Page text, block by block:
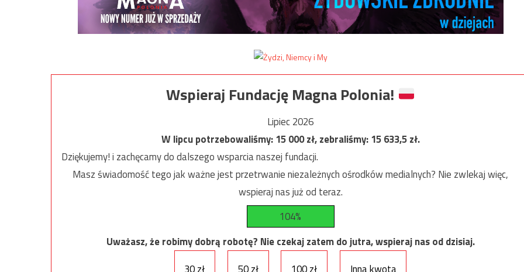
Wspieraj Fundację Magna Polonia!
Lipiec 2026
W lipcu potrzebowaliśmy:15 000zł, zebraliśmy:15 633,5zł.
Dziękujemy! i zachęcamy do dalszego wsparcia naszej fundacji.
Masz świadomość tego jak ważne jest przetrwanie niezależnych ośrodków medialnych? Nie zwlekaj więc,
wspieraj nas już od teraz.
104%
Uważasz, że robimy dobrą robotę? Nie czekaj zatem do jutra, wspieraj nas od dzisiaj.